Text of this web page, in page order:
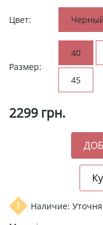
Цвет:
Размер:
40
45
2299 грн.
Наличие: